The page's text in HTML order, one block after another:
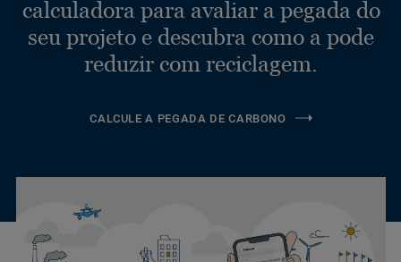
calculadora para avaliar a pegada do
seu projeto e descubra como a pode
reduzir com reciclagem.
CALCULE A PEGADA DE CARBONO